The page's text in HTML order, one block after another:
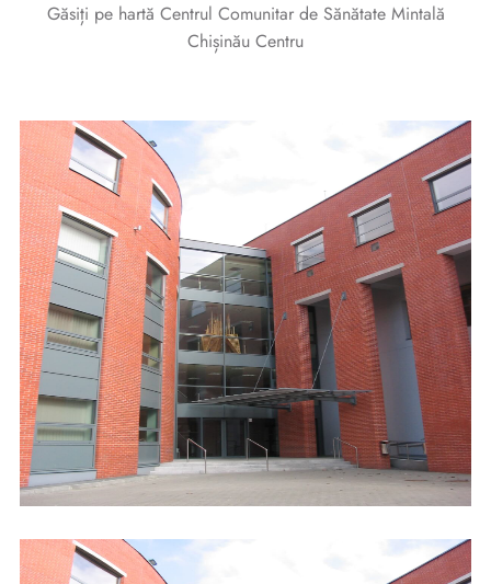
Găsiți pe hartă Centrul Comunitar de Sănătate Mintală
Chișinău Centru